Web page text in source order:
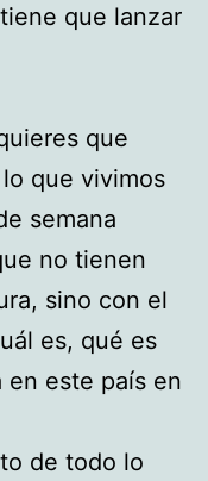
que lanzar
que
que vivimos
semana
no tienen
sino con el
es, qué es
en este país en
de todo lo